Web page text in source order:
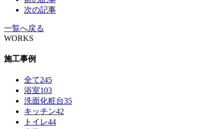
次の記事
一覧へ戻る
WORKS
施工事例
全て245
浴室103
洗面化粧台35
キッチン42
トイレ44